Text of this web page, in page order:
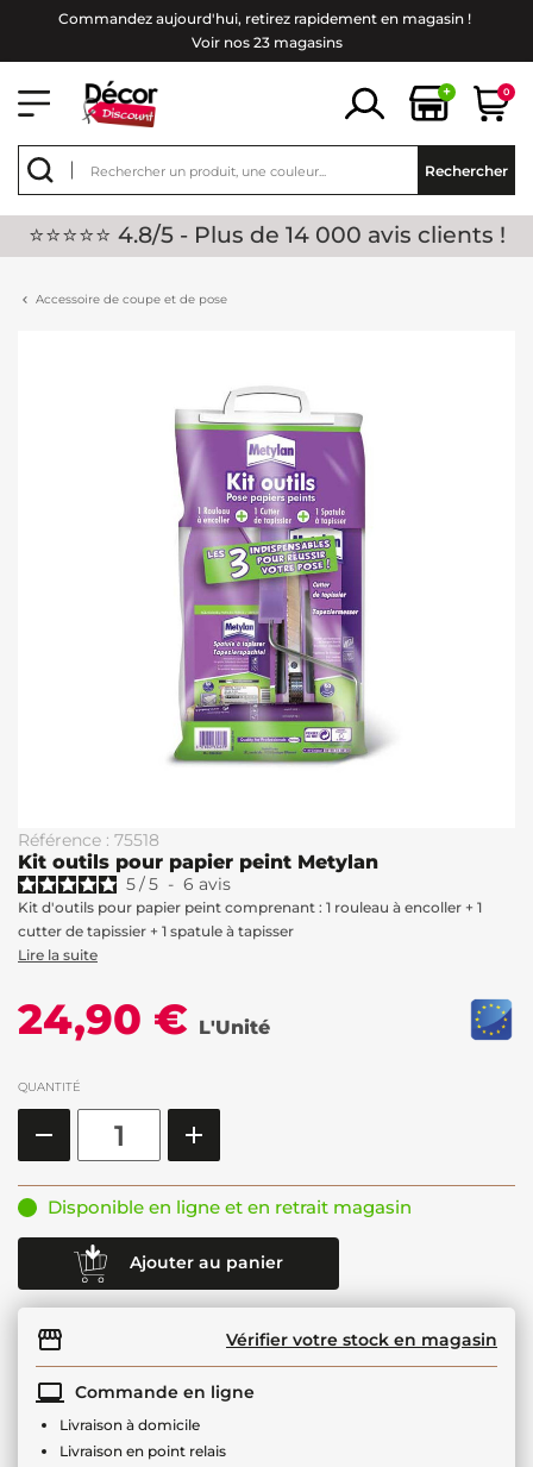
Commandez aujourd'hui, retirez rapidement en magasin !
Voir nos 23 magasins
+ 0
Rechercher
⭐⭐⭐⭐⭐ 4.8/5 - Plus de 14 000 avis clients !
Accessoire de coupe et de pose
Référence : 75518
Kit outils pour papier peint Metylan
5/5 - 6 avis
Kit d'outils pour papier peint comprenant : 1 rouleau à encoller + 1
cutter de tapissier + 1 spatule à tapisser
Lire la suite
24,90 € L'Unité
QUANTITÉ
Disponible en ligne et en retrait magasin
Ajouter au panier
Vérifier votre stock en magasin
Commande en ligne
Livraison à domicile
Livraison en point relais